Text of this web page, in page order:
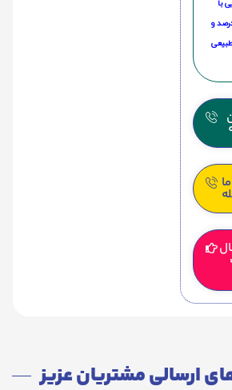
با
سایت 10 الی 20 درصد و
ارسالی مشتریان عزیز